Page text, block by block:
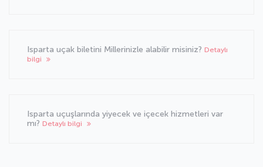
Isparta uçak biletini Millerinizle alabilir misiniz? Detaylı
bilgi
Isparta uçuşlarında yiyecek ve içecek hizmetleri var
mı? Detaylı bilgi